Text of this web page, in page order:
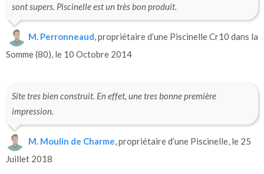
sont supers. Piscinelle est un très bon produit.
M. Perronneaud , propriétaire d’une Piscinelle Cr10 dans la
Somme (80), le 10 Octobre 2014
Site tres bien construit. En effet, une tres bonne première
impression.
M. Moulin de Charme, propriétaire d’une Piscinelle, le 25
Juillet 2018